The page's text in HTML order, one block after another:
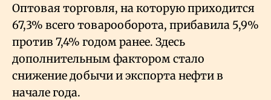
Оптовая торговля, на которую приходится
67,3% всего товарооборота, прибавила 5,9%
против 7,4% годом ранее. Здесь
дополнительным фактором стало
снижение добычи и экспорта нефти в
начале года.